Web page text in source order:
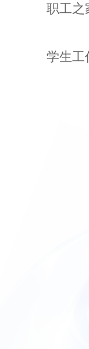
职工之
学生工